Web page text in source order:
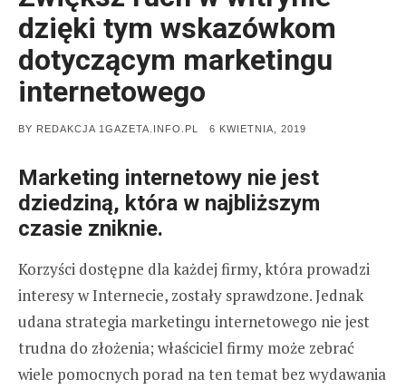
dzięki tym wskazówkom
dotyczącym marketingu
internetowego
BY REDAKCJA 1GAZETA.INFO.PL
POSTED
6 KWIETNIA, 2019
Marketing internetowy nie jest
dziedziną, która w najbliższym
czasie zniknie.
Korzyści dostępne dla każdej firmy, która prowadzi
interesy w Internecie, zostały sprawdzone. Jednak
udana strategia marketingu internetowego nie jest
trudna do złożenia; właściciel firmy może zebrać
wiele pomocnych porad na ten temat bez wydawania